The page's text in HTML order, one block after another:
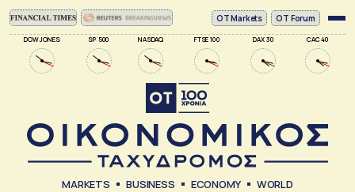
DOW JONES SP 500 NASDAQ FTSE 100 DAX 30 CAC 40
ΟΤ Markets OT Forum
MARKETS BUSINESS ECONOMY WORLD